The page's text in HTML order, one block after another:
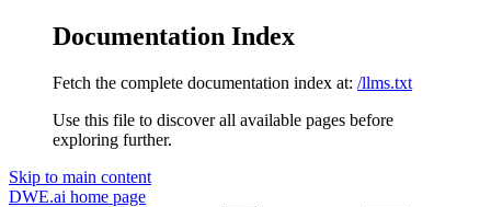
Documentation Index
Fetch the complete documentation index at: /llms.txt
Use this file to discover all available pages before
exploring further.
Skip to main content
DWE.ai home page